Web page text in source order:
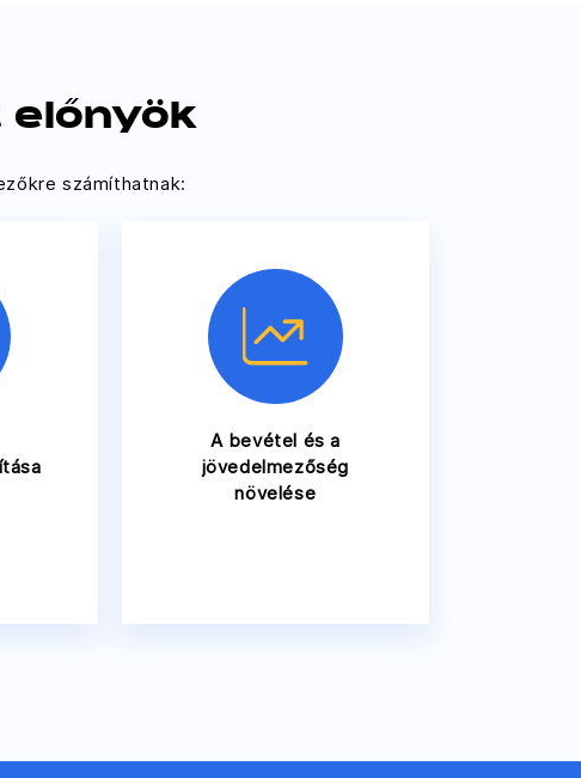
számíthatnak:
A bevétel és a
jövedelmezőség
növelése